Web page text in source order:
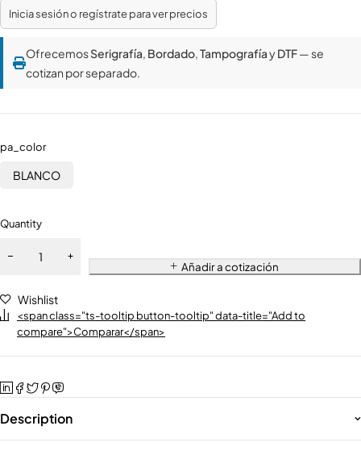
Inicia sesión o regístrate para ver precios
OfrecemosSerigrafía, Bordado,TampografíayDTF— se
cotizan por separado.
pa_color
BLANCO
Quantity
Añadir a cotización
Wishlist
<span class="ts-tooltip button-tooltip" data-title="Add to
compare">Comparar</span>
Description